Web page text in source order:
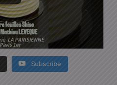
Subscribe